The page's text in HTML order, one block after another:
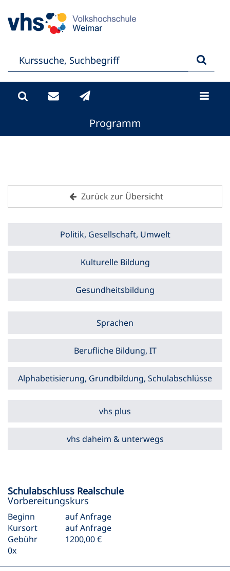
Programm
Zurück zur Übersicht
Politik, Gesellschaft, Umwelt
Kulturelle Bildung
Gesundheitsbildung
Sprachen
Berufliche Bildung, IT
Alphabetisierung, Grundbildung, Schulabschlüsse
vhs plus
vhs daheim & unterwegs
Schulabschluss Realschule
Vorbereitungskurs
Beginn
auf Anfrage
Kursort
auf Anfrage
Gebühr
1200,00 €
0x